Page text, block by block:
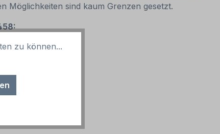
Möglichkeiten sind kaum Grenzen gesetzt.
zu können...